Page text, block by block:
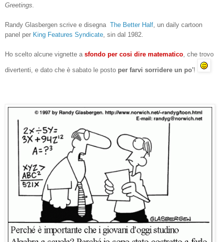
Greetings.
Randy Glasbergen scrive e disegna The Better Half, un daily cartoon
panel per King Features Syndicate, sin dal 1982.
Ho scelto alcune vignette a sfondo per cosi dire matematico, che trovo
divertenti, e dato che è sabato le posto per farvi sorridere un po'!